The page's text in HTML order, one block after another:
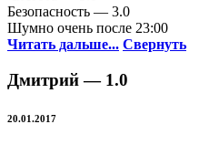
Безопасность — 3.0
Шумно очень после 23:00
Читать дальше... Свернуть
Дмитрий — 1.0
20.01.2017